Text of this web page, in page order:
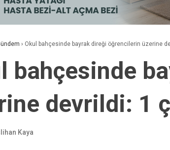
› Okul bahçesinde bayrak direği öğrencilerin üzerine
bahçesinde
devrildi: 1
Kaya